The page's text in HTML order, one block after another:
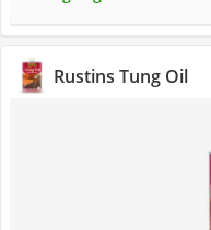
Rustins Tung Oil